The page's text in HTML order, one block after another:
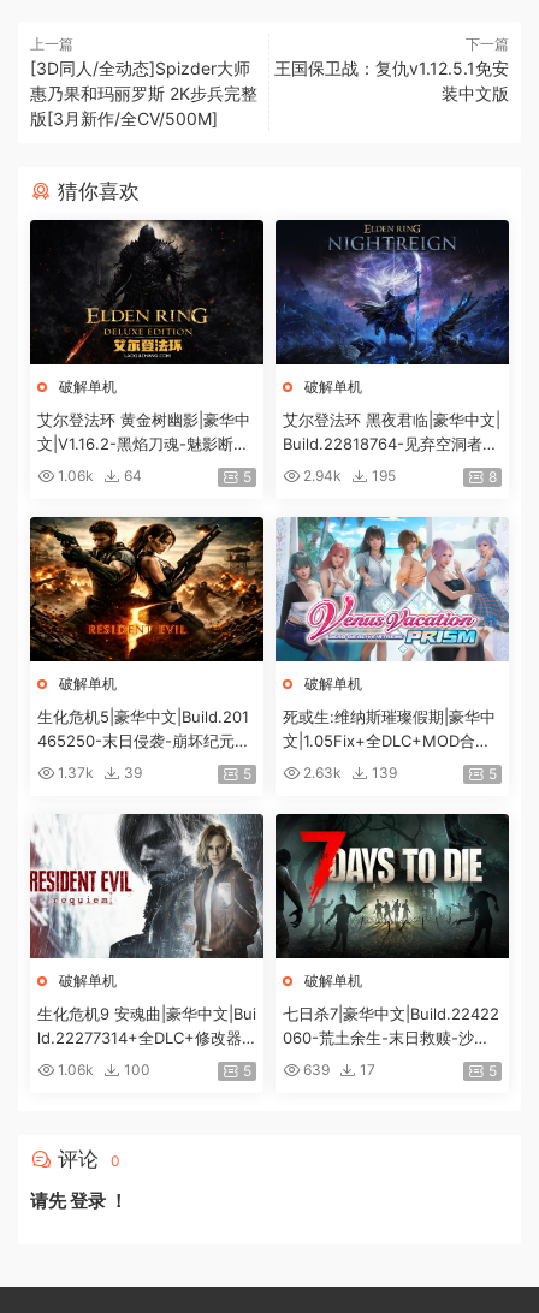
上一篇
[3D同人/全动态]Spizder大师
惠乃果和玛丽罗斯 2K步兵完整
版[3月新作/全CV/500M]
下一篇
王国保卫战：复仇v1.12.5.1免安
装中文版
猜你喜欢
破解单机
艾尔登法环 黄金树幽影|豪华中
文|V1.16.2-黑焰刀魂-魅影断弦
+预购特典+全DLC+修改器|解
1.06k 64 5
破解单机
艾尔登法环 黑夜君临|豪华中文|
Build.22818764-见弃空洞者DL
C+预购特典+全DLC+修改器|解
2.94k 195 8
破解单机
生化危机5|豪华中文|Build.201
465250-末日侵袭-崩坏纪元
+预购特典+全DLC-解锁全内
1.37k 39 5
破解单机
死或生:维纳斯璀璨假期|豪华中
文|1.05Fix+全DLC+MOD合集
+预购特典|解压即撸|[12G/百
2.63k 139 5
破解单机
生化危机9 安魂曲|豪华中文|Bui
ld.22277314+全DLC+修改器|
解压即撸|[74G/百度]
1.06k 100 5
破解单机
七日杀7|豪华中文|Build.22422
060-荒土余生-末日救赎-沙盒
+全DLC|解压即撸|
639 17 5
评论 0
请先登录 ！